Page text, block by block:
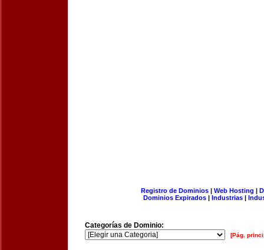
Registro de Dominios| Web Hosting |
Dominios Expirados | Industrias |
Categorías de Dominio:
[Pág.